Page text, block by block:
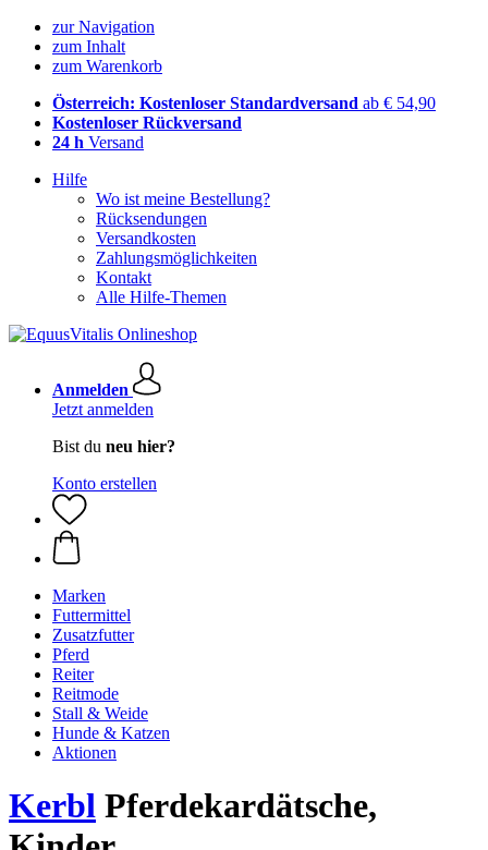
zur Navigation
zum Inhalt
zum Warenkorb
Österreich: Kostenloser Standardversand ab € 54,90
Kostenloser Rückversand
24 h Versand
Hilfe
Wo ist meine Bestellung?
Rücksendungen
Versandkosten
Zahlungsmöglichkeiten
Kontakt
Alle Hilfe-Themen
Anmelden
Jetzt anmelden
Bist du neu hier?
Konto erstellen
Marken
Futtermittel
Zusatzfutter
Pferd
Reiter
Reitmode
Stall & Weide
Hunde & Katzen
Aktionen
Kerbl Pferdekardätsche,